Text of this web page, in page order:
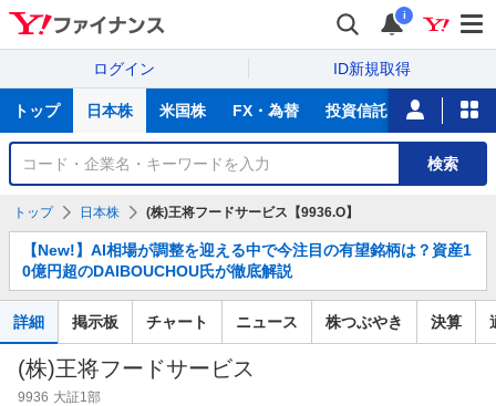
i
ログイン ID新規取得
サ
トップ 日本株 米国株 FX・為替 投資信託 ニュース
銘
検
検索
トップ 日本株 (株)王将フードサービス【9936.O】
知
ら
せ
【New!】AI相場が調整を迎える中で今注目の有望銘柄は？資産1
0億円超のDAIBOUCHOU氏が徹底解説
詳細 掲示板 チャート ニュース 株つぶやき 決算
(株)王将フードサービス
9936 大証1部